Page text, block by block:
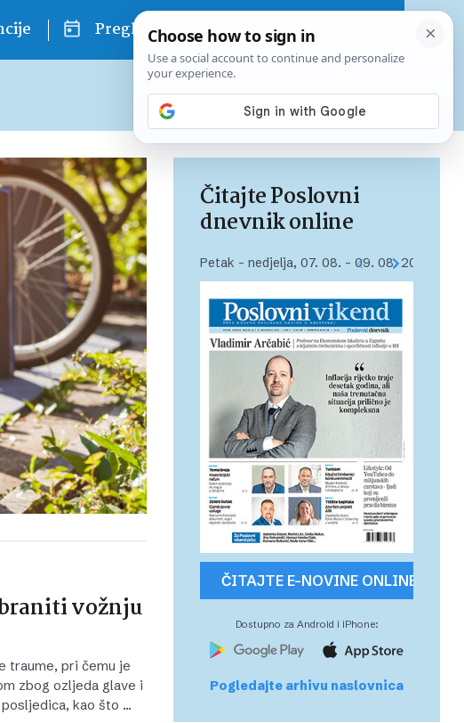
Pregled dana
Već od 10 EUR mjesečno
vožnju
traume, pri čemu je
zbog ozljeda glave i
kao što …
Čitajte Poslovni
dnevnik online
Petak – nedjelja, 07. 08. – 09. 08. 2026.
ČITAJTE E-NOVINE ONLINE
Dostupno za Android i iPhone:
Pogledajte arhivu naslovnica